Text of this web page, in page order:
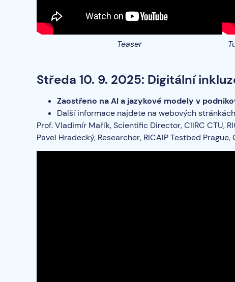
Teaser
Středa 10. 9. 2025: Digitální
Zaostřeno na AI a jazykové modely v
Další informace najdete na webových stránkách
Prof. Vladimír Mařík, Scientific Director, CIIRC CTU,
Pavel Hradecký, Researcher, RICAIP Testbed Prague,